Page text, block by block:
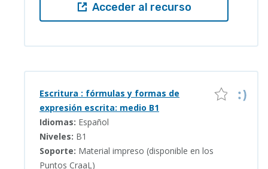
Acceder al recurso
Escritura : fórmulas y formas de
expresión escrita: medio B1
Idiomas: Español
Niveles: B1
Soporte: Material impreso (disponible en los
Puntos CraaL)